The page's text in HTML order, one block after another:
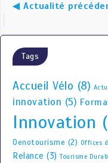
◀ Actualité
Tags
Accueil Vélo (8)
innovation (5)
Innovation
Oenotourisme (2) Offices
Relance (3) Tourisme